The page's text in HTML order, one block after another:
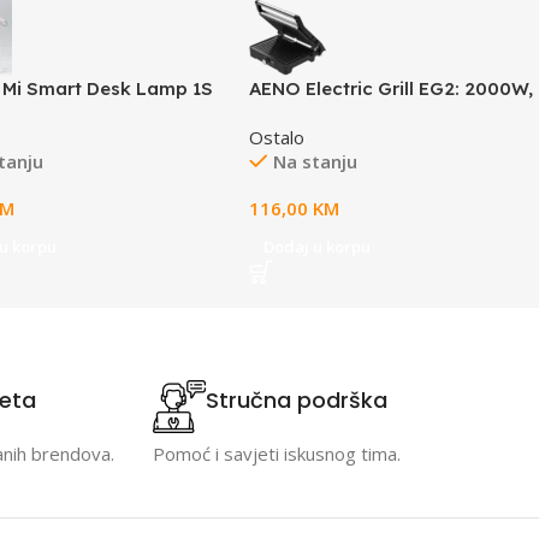
Smart Desk Lamp 1S
AENO Electric Grill EG2: 2000W,
opening angle -180°, Plate size
290*234mm
Ostalo
Na stanju
116,00 KM
brendova.
Stručna podrška
Pomoć i savjeti iskusnog tima.